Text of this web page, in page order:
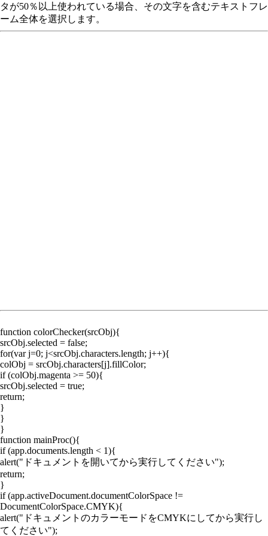
タが50％以上使われている場合、その文字を含むテキストフレ
ーム全体を選択します。
function colorChecker(srcObj){
srcObj.selected = false;
for(var j=0; j<srcObj.characters.length; j++){
colObj = srcObj.characters[j].fillColor;
if (colObj.magenta >= 50){
srcObj.selected = true;
return;
}
}
}
function mainProc(){
if (app.documents.length < 1){
alert("ドキュメントを開いてから実行してください");
return;
}
if (app.activeDocument.documentColorSpace !=
DocumentColorSpace.CMYK){
alert("ドキュメントのカラーモードをCMYKにしてから実行し
てください");